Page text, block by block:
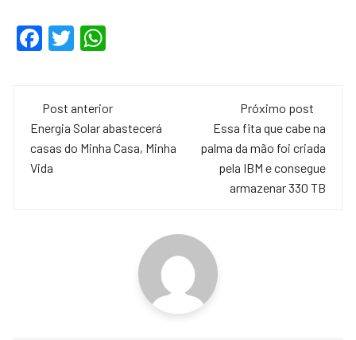
F
e
b
o
T
er s
A
Navegação
de
post
Post anterior
Energia Solar abastecerá
casas do Minha Casa, Minha
Vida
Próximo post
Essa fita que cabe na
palma da mão foi criada
pela IBM e consegue
armazenar 330 TB